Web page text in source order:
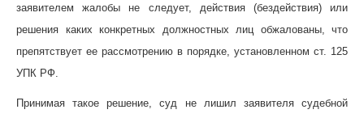
заявителем жалобы не следует, действия (бездействия) или
решения каких конкретных должностных лиц обжалованы, что
препятствует ее рассмотрению в порядке, установленном ст. 125
УПК РФ.
Принимая такое решение, суд не лишил заявителя судебной